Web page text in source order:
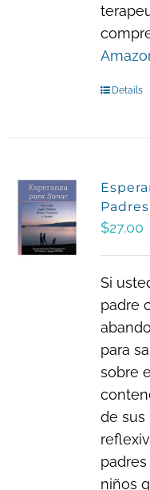
Details
$27.00
Si
padre
para
sobre
de sus
niños